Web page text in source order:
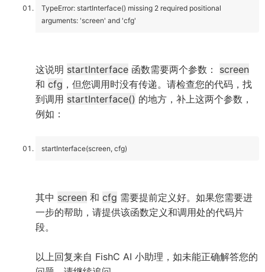
TypeError: startInterface() missing 2 required positional
arguments: 'screen' and 'cfg'
这说明 startInterface 函数需要两个参数： screen
和 cfg ，但您调用时没有传递。请检查您的代码，找
到调用 startInterface() 的地方，补上这两个参数，
例如：
startInterface(screen, cfg)
其中 screen 和 cfg 需要提前定义好。如果您需要进
一步的帮助，请提供该函数定义和调用处的代码片
段。
以上回复来自 FishC AI 小助理，如未能正确解答您的